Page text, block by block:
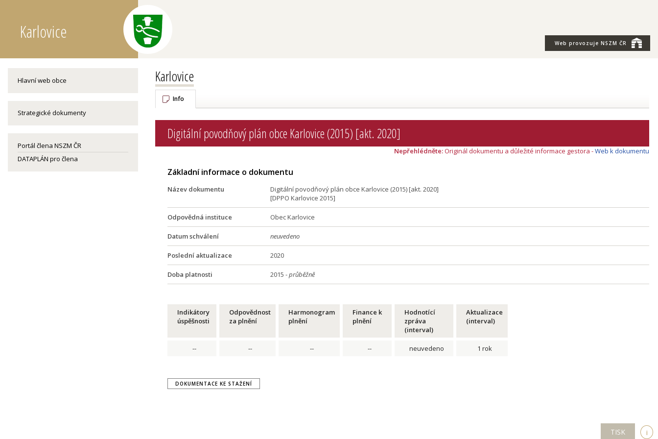
Karlovice
Web provozuje NSZM ČR
Hlavní web obce
Strategické dokumenty
Portál člena NSZM ČR
DATAPLÁN pro člena
Karlovice
Info
Digitální povodňový plán obce Karlovice (2015) [akt. 2020]
Nepřehlédněte:Originál dokumentu a důležité informace gestora -Web k dokumentu
Základní informace o dokumentu
Název dokumentu
Digitální povodňový plán obce Karlovice (2015) [akt. 2020]
[DPPO Karlovice 2015]
Odpovědná instituce Obec Karlovice
Datum schválení neuvedeno
Poslední aktualizace 2020
Doba platnosti 2015 -průběžně
Indikátory
úspěšnosti
Odpovědnost
za plnění
Harmonogram
plnění
Finance k
plnění
Hodnotící
zpráva
(interval)
Aktualizace
(interval)
-- -- -- -- neuvedeno 1 rok
DOKUMENTACE KE STAŽENÍ
TISK i